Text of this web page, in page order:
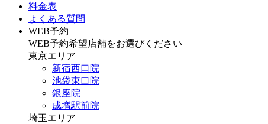
料金表
よくある質問
WEB予約
WEB予約希望店舗をお選びください
東京エリア
新宿西口院
池袋東口院
銀座院
成増駅前院
埼玉エリア